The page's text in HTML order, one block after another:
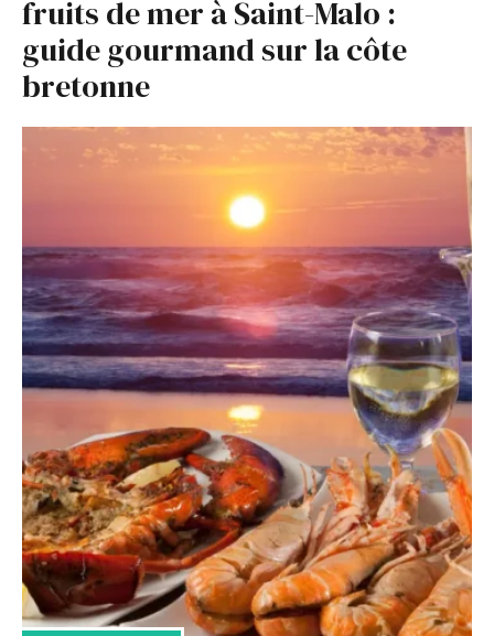
fruits de mer à Saint-Malo :
guide gourmand sur la côte
bretonne